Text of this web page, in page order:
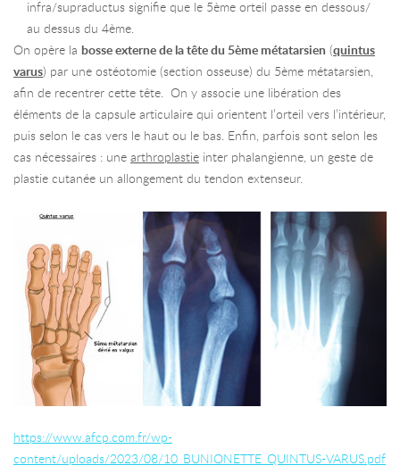
infra/supraductus signifie que le 5ème orteil passe en dessous/
au dessus du 4ème.
On opère la bosse externe de la tête du 5ème métatarsien (quintus
varus) par une ostéotomie (section osseuse) du 5ème métatarsien,
afin de recentrer cette tête. On y associe une libération des
éléments de la capsule articulaire qui orientent l’orteil vers l’intérieur,
puis selon le cas vers le haut ou le bas. Enfin, parfois sont selon les
cas nécessaires : une arthroplastie inter phalangienne, un geste de
plastie cutanée un allongement du tendon extenseur.
https://www.afcp.com.fr/wp-
content/uploads/2023/08/10_BUNIONETTE_QUINTUS-VARUS.pdf